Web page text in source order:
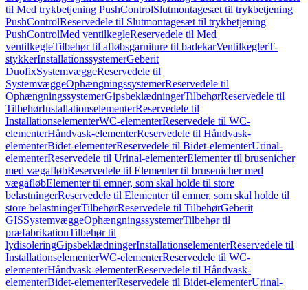
til Med trykbetjening PushControlSlutmontagesæt til trykbetjening
PushControlReservedele til Slutmontagesæt til trykbetjening
PushControlMed ventilkegleReservedele til Med
ventilkegleTilbehør til afløbsgarniture til badekarVentilkeglerT-
stykkerInstallationssystemerGeberit
DuofixSystemvæggeReservedele til
SystemvæggeOphængningssystemerReservedele til
OphængningssystemerGipsbeklædningerTilbehørReservedele til
TilbehørInstallationselementerReservedele til
InstallationselementerWC-elementerReservedele til WC-
elementerHåndvask-elementerReservedele til Håndvask-
elementerBidet-elementerReservedele til Bidet-elementerUrinal-
elementerReservedele til Urinal-elementerElementer til brusenicher
med vægafløbReservedele til Elementer til brusenicher med
vægafløbElementer til emner, som skal holde til store
belastningerReservedele til Elementer til emner, som skal holde til
store belastningerTilbehørReservedele til TilbehørGeberit
GISSystemvæggeOphængningssystemerTilbehør til
præfabrikationTilbehør til
lydisoleringGipsbeklædningerInstallationselementerReservedele til
InstallationselementerWC-elementerReservedele til WC-
elementerHåndvask-elementerReservedele til Håndvask-
elementerBidet-elementerReservedele til Bidet-elementerUrinal-